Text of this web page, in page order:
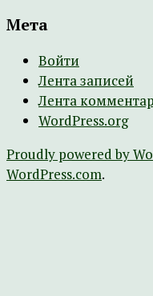
Мета
Войти
Лента записей
Лента
WordPress.org
Proudly powered by
WordPress.com.